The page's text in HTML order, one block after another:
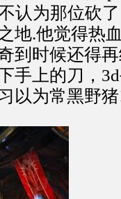
认为那位砍
地.他觉得热
到时候还得
手上的刀，
以为常黑野